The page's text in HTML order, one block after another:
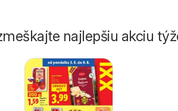
najlepšiu akciu